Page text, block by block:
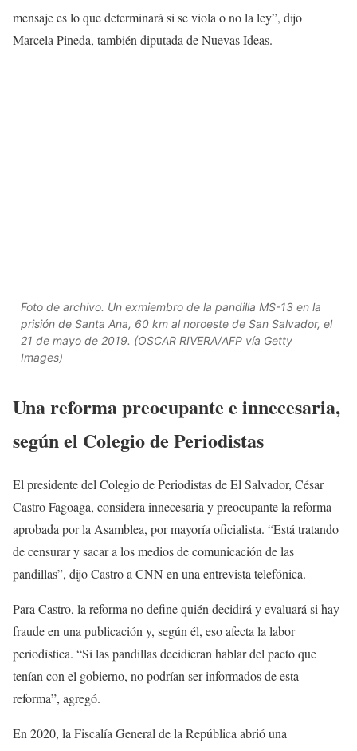
mensaje es lo que determinará si se viola o no la ley”, dijo
Marcela Pineda, también diputada de Nuevas Ideas.
Foto de archivo. Un exmiembro de la pandilla MS-13 en la
prisión de Santa Ana, 60 km al noroeste de San Salvador, el
21 de mayo de 2019. (OSCAR RIVERA/AFP vía Getty
Images)
Una reforma preocupante e innecesaria,
según el Colegio de Periodistas
El presidente del Colegio de Periodistas de El Salvador, César
Castro Fagoaga, considera innecesaria y preocupante la reforma
aprobada por la Asamblea, por mayoría oficialista. “Está tratando
de censurar y sacar a los medios de comunicación de las
pandillas”, dijo Castro a CNN en una entrevista telefónica.
Para Castro, la reforma no define quién decidirá y evaluará si hay
fraude en una publicación y, según él, eso afecta la labor
periodística. “Si las pandillas decidieran hablar del pacto que
tenían con el gobierno, no podrían ser informados de esta
reforma”, agregó.
En 2020, la Fiscalía General de la República abrió una